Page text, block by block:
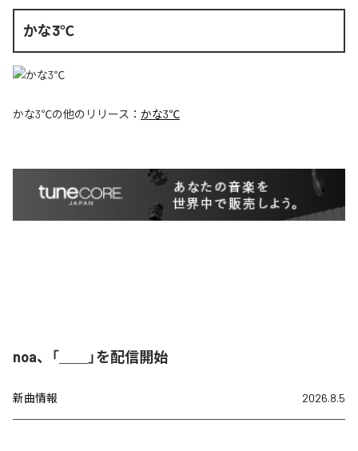
かな3℃
かな3℃の他のリリース： かな3℃
noa、「＿＿」を配信開始
新曲情報 2026.8.5